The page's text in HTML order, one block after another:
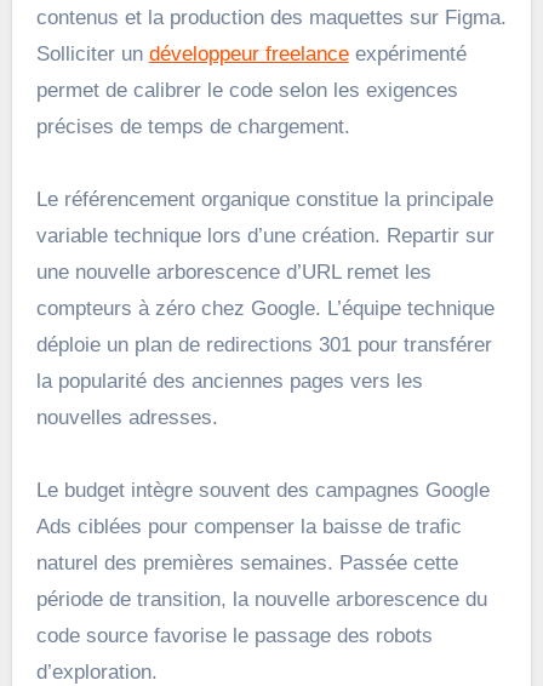
contenus et la production des maquettes sur Figma.
Solliciter un développeur freelanceexpérimenté
permet de calibrer le code selon les exigences
précises de temps de chargement.
Le référencement organique constitue la principale
variable technique lors d’une création. Repartir sur
une nouvelle arborescence d’URL remet les
compteurs à zéro chez Google. L’équipe technique
déploie un plan de redirections 301 pour transférer
la popularité des anciennes pages vers les
nouvelles adresses.
Le budget intègre souvent des campagnes Google
Ads ciblées pour compenser la baisse de trafic
naturel des premières semaines. Passée cette
période de transition, la nouvelle arborescence du
code source favorise le passage des robots
d’exploration.